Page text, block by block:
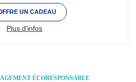
UN CADEAU
Plus d'infos
ÉCORESPONSABLE